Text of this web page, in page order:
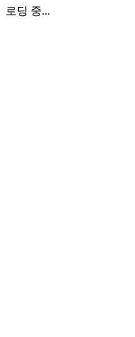
로딩 중...